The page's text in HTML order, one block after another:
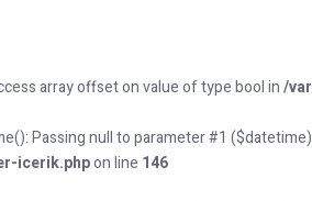
array offset on value of type bool in/
Passing null to parameter #1
icerik.phpon line 146